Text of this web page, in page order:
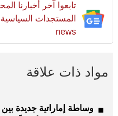
تابعوا آخر أخبارنا
news
مواد ذات علاقة
وساطة إماراتية جديدة بين